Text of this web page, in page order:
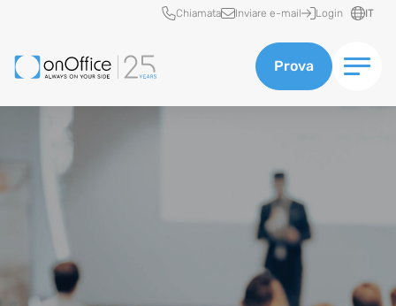
Accesso rapido
Chiamata Inviare e-mail Login IT
Prova